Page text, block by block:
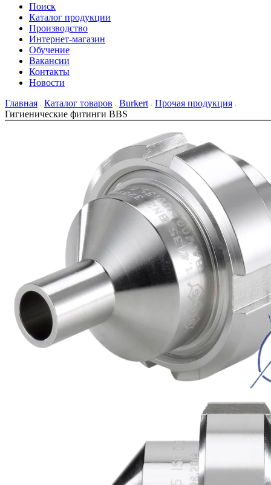
Поиск
Каталог продукции
Производство
Интернет-магазин
Обучение
Вакансии
Контакты
Новости
Главная
Каталог товаров Burkert
Прочая продукция
Гигиенические фитинги BBS